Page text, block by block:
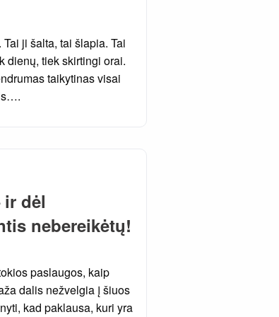
ji šalta, tai šlapia. Tai
dienų, tiek skirtingi orai.
taikytinas visai
dėl
nebereikėtų!
paslaugos, kaip
dalis nežvelgia į šiuos
kad paklausa, kuri yra